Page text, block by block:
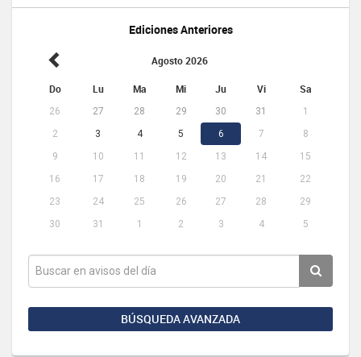
Ediciones Anteriores
Agosto 2026
Do Lu Ma Mi Ju Vi Sa
26 27 28 29 30 31
1
2
3 4 5 6 7
8
9
10 11 12 13 14
15
16
17 18 19 20 21
22
23
24 25 26 27 28
29
30
31 1 2 3 4 5
BÚSQUEDA AVANZADA